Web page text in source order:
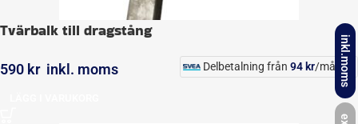
inkl.moms
Tvärbalk till dragstång
590 kr inkl. moms Delbetalning från 94 kr/månad